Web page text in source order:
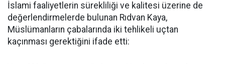
İslami faaliyetlerin sürekliliği ve kalitesi üzerine de
değerlendirmelerde bulunan Rıdvan Kaya,
Müslümanların çabalarında iki tehlikeli uçtan
kaçınması gerektiğini ifade etti: